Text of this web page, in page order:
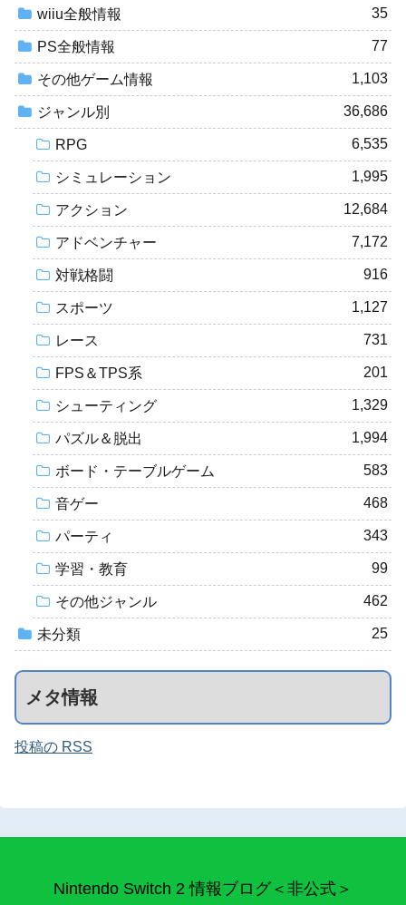
wiiu全般情報 35
PS全般情報 77
その他ゲーム情報 1,103
ジャンル別 36,686
RPG 6,535
シミュレーション 1,995
アクション 12,684
アドベンチャー 7,172
対戦格闘 916
スポーツ 1,127
レース 731
FPS＆TPS系 201
シューティング 1,329
パズル＆脱出 1,994
ボード・テーブルゲーム 583
音ゲー 468
パーティ 343
学習・教育 99
その他ジャンル 462
未分類 25
メタ情報
投稿の RSS
Nintendo Switch 2 情報ブログ＜非公式＞